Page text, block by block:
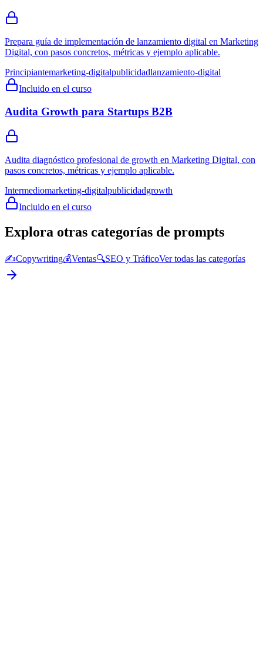
Prepara guía de implementación de lanzamiento digital en Marketing
Digital, con pasos concretos, métricas y ejemplo aplicable.
Principiantemarketing-digitalpublicidadlanzamiento-digital
Incluido en el curso
Audita Growth para Startups B2B
Audita diagnóstico profesional de growth en Marketing Digital, con
pasos concretos, métricas y ejemplo aplicable.
Intermediomarketing-digitalpublicidadgrowth
Incluido en el curso
Explora otras categorías de prompts
✍️Copywriting💰Ventas🔍SEO y TráficoVer todas las categorías